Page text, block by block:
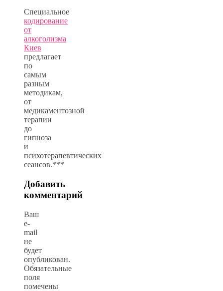
Специальное
кодирование
от
алкоголизма
Киев
предлагает
по
самым
разным
методикам,
от
медикаментозной
терапии
до
гипноза
и
психотерапевтических
сеансов.***
Добавить
комментарий
Ваш
e-
mail
не
будет
опубликован.
Обязательные
поля
помечены